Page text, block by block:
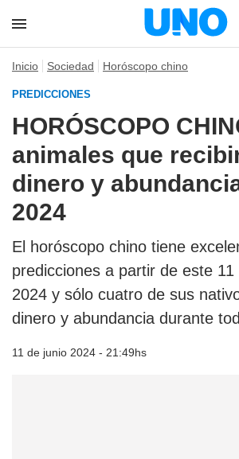
Inicio Sociedad Horóscopo chino
PREDICCIONES
HORÓSCOPO
animales que
dinero y
2024
El horóscopo chino tiene
predicciones a partir de este 11
2024 y sólo cuatro de sus
dinero y abundancia durante
11 de junio 2024 - 21:49hs